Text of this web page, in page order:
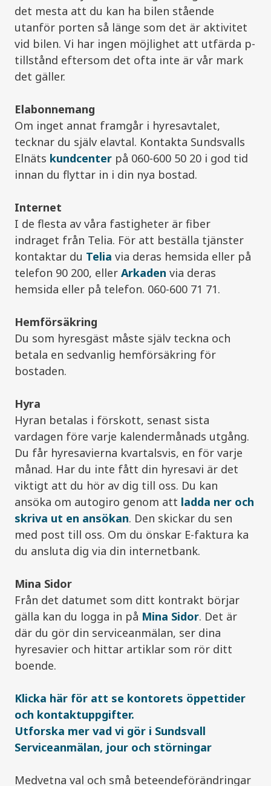
det mesta att du kan ha bilen stående
utanför porten så länge som det är aktivitet
vid bilen. Vi har ingen möjlighet att utfärda p-
tillstånd eftersom det ofta inte är vår mark
det gäller.
Elabonnemang
Om inget annat framgår i hyresavtalet,
tecknar du själv elavtal. Kontakta Sundsvalls
Elnäts kundcenter på 060-600 50 20 i god tid
innan du flyttar in i din nya bostad.
Internet
I de flesta av våra fastigheter är fiber
indraget från Telia. För att beställa tjänster
kontaktar du Telia via deras hemsida eller på
telefon 90 200, eller Arkaden via deras
hemsida eller på telefon. 060-600 71 71.
Hemförsäkring
Du som hyresgäst måste själv teckna och
betala en sedvanlig hemförsäkring för
bostaden.
Hyra
Hyran betalas i förskott, senast sista
vardagen före varje kalendermånads utgång.
Du får hyresavierna kvartalsvis, en för varje
månad. Har du inte fått din hyresavi är det
viktigt att du hör av dig till oss. Du kan
ansöka om autogiro genom att ladda ner och
skriva ut en ansökan. Den skickar du sen
med post till oss. Om du önskar E-faktura ka
du ansluta dig via din internetbank.
Mina Sidor
Från det datumet som ditt kontrakt börjar
gälla kan du logga in på Mina Sidor. Det är
där du gör din serviceanmälan, ser dina
hyresavier och hittar artiklar som rör ditt
boende.
Klicka här för att se kontorets öppettider
och kontaktuppgifter.
Utforska mer vad vi gör i Sundsvall
Serviceanmälan, jour och störningar
Medvetna val och små beteendeförändringar